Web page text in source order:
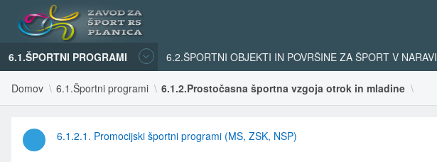
6.1.ŠPORTNI PROGRAMI 6.2.ŠPORTNI OBJEKTI IN POVRŠINE ZA ŠPORT V NARAVI
Domov 6.1.Športni programi 6.1.2.Prostočasna športna vzgoja otrok in mladine
6.1.2.1. Promocijski športni programi (MS, ZSK, NSP)